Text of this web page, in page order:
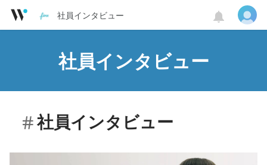
社員インタビュー
社員インタビュー
社員インタビュー